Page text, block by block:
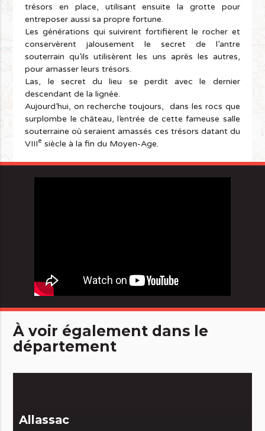
trésors en place, utilisant ensuite la grotte pour
entreposer aussi sa propre fortune.
Les générations qui suivirent fortifièrent le rocher et
conservèrent jalousement le secret de l’antre
souterrain qu’ils utilisèrent les uns après les autres,
pour amasser leurs trésors.
Las, le secret du lieu se perdit avec le dernier
descendant de la lignée.
Aujourd’hui, on recherche toujours, dans les rocs que
surplombe le château, l’entrée de cette fameuse salle
souterraine où seraient amassés ces trésors datant du
VIIIe siècle à la fin du Moyen-Age.
À voir également dans le
département
Allassac